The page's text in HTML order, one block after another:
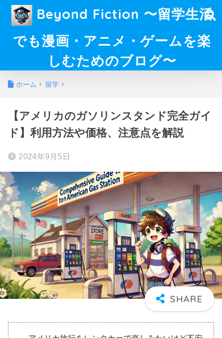
Beyond Fiction 〜留学生活
でも漫画・アニメ・ゲームを楽
しむためのブログ〜
ホーム 留学
【アメリカのガソリンスタンド完全ガイ
ド】利用方法や価格、注意点を解説
2024年9月5日